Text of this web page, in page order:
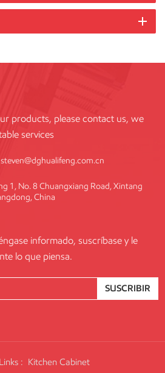
products, please contact us, we
services
1, No. 8 Chuangxiang Road, Xintang
China
informado, suscríbase y le
lo que piensa.
SUSCRIBIR
: Kitchen Cabinet